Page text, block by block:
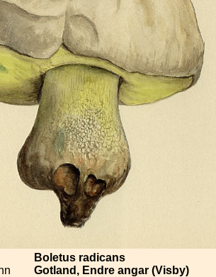
Boletus radicans
Gotland, Endre angar (Visby)